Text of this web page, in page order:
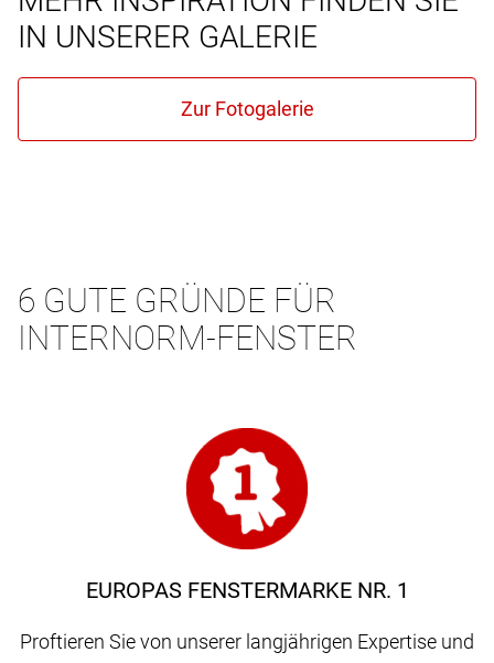
IN UNSERER GALERIE
6 GUTE GRÜNDE FÜR
INTERNORM-FENSTER
EUROPAS FENSTERMARKE NR. 1
Proftieren Sie von unserer langjährigen Expertise und